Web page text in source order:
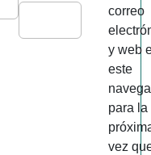
correo
y web
este
para la
vez